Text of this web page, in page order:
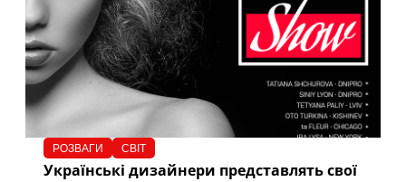
РОЗВАГИ СВІТ
Українські дизайнери представлять свої